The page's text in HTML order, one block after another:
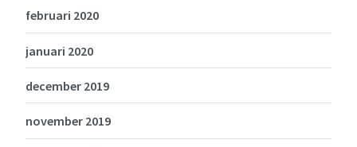
februari 2020
januari 2020
december 2019
november 2019